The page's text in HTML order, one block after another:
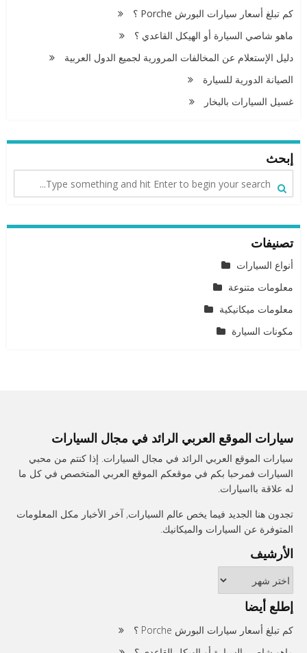
كم تبلغ أسعار سيارات البورش Porche ؟
ماهو شاصي السيارة أو الهيكل القاعدي ؟
دليل الإستعلام عن المخالفات المرورية لجميع الدول العربية
الصيانة الدورية للسيارة
غسيل السيارات بالبخار
إبحث
تصنيفات
أنواع السيارات
معلومات متنوعة
معلومات ميكانيكية
مكونات السيارة
سيارات الموقع العربي الرائد في مجال السيارات
سيارات الموقع العربي الرائد في مجال السيارات. إذا كنتم من محبي
السيارات فمرحبا بكم في موقعكم الموقع العربي المتخصص في كل ما
له علاقة بااسيارات.
تجدون هنا الجديد فيما يخص عالم السيارات, آخر الأخبار مكل المعلومات
المتوفرة عن السيارات والميكانيك.
الأرشيف
إطلع أيضا
كم تبلغ أسعار سيارات البورش Porche ؟